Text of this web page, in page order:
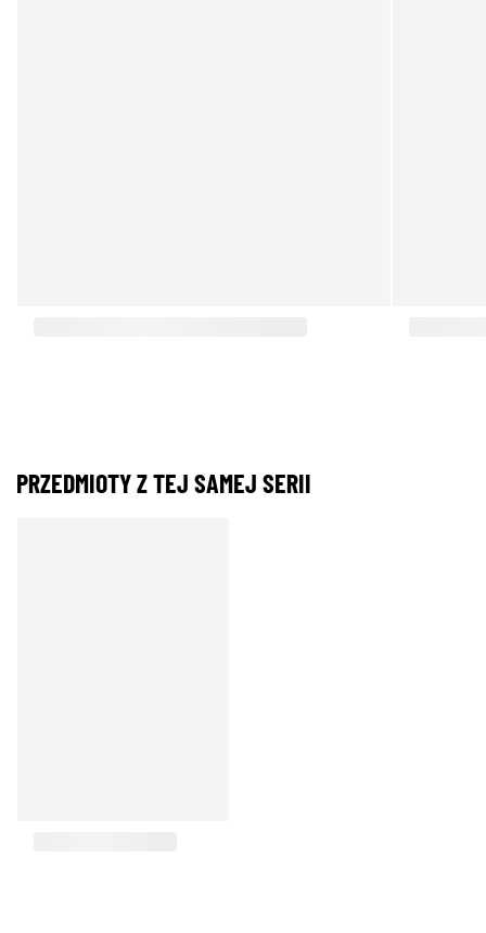
PRZEDMIOTY Z TEJ SAMEJ SERII